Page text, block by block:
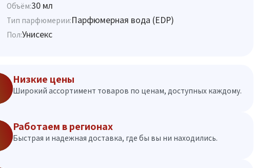
Объём:30 мл
Тип парфюмерии:Парфюмерная вода (EDP)
Пол:Унисекс
Низкие цены
Широкий ассортимент товаров по ценам, доступных каждому.
Работаем в регионах
Быстрая и надежная доставка, где бы вы ни находились.